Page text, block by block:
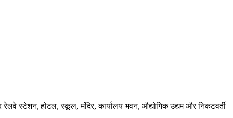
स्टेशन, होटल, स्कूल, मंदिर, कार्यालय भवन, औद्योगिक उद्यम और निकटवर्ती